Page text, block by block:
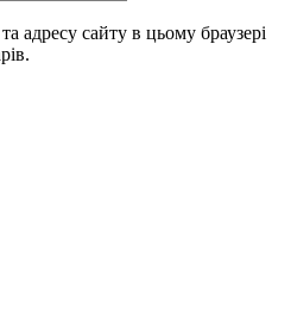
адресу сайту в цьому браузері